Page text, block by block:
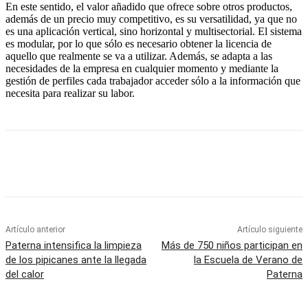
En este sentido, el valor añadido que ofrece sobre otros productos,
además de un precio muy competitivo, es su versatilidad, ya que no
es una aplicación vertical, sino horizontal y multisectorial. El sistema
es modular, por lo que sólo es necesario obtener la licencia de
aquello que realmente se va a utilizar. Además, se adapta a las
necesidades de la empresa en cualquier momento y mediante la
gestión de perfiles cada trabajador acceder sólo a la información que
necesita para realizar su labor.
Artículo anterior
Paterna intensifica la limpieza
de los pipicanes ante la llegada
del calor
Artículo siguiente
Más de 750 niños participan en
la Escuela de Verano de
Paterna